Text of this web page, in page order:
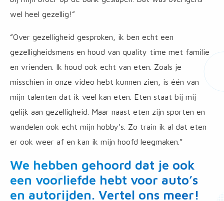
wel heel gezellig!”
”Over gezelligheid gesproken, ik ben echt een
gezelligheidsmens en houd van quality time met familie
en vrienden. Ik houd ook echt van eten. Zoals je
misschien in onze video hebt kunnen zien, is één van
mijn talenten dat ik veel kan eten. Eten staat bij mij
gelijk aan gezelligheid. Maar naast eten zijn sporten en
wandelen ook echt mijn hobby’s. Zo train ik al dat eten
er ook weer af en kan ik mijn hoofd leegmaken.”
We hebben gehoord dat je ook
een voorliefde hebt voor auto’s
en autorijden. Vertel ons meer!